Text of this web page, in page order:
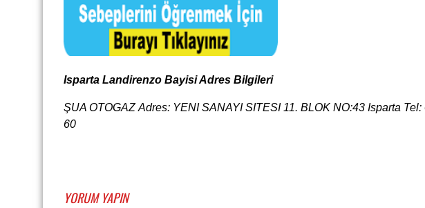
Isparta Landirenzo Bayisi Adres Bilgileri
ŞUA OTOGAZ Adres: YENI SANAYI SITESI 11. BLOK NO:43 Isparta
60
YORUM YAPIN